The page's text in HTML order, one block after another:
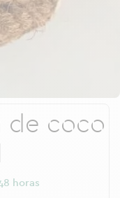
de coco
horas